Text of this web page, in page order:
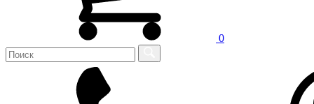
0